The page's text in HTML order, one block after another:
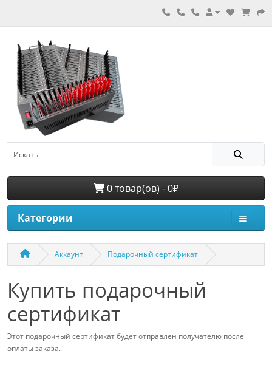
0 товар(ов) - 0₽
Категории
Аккаунт Подарочный сертификат
Купить подарочный
сертификат
Этот подарочный сертификат будет отправлен получателю после
оплаты заказа.